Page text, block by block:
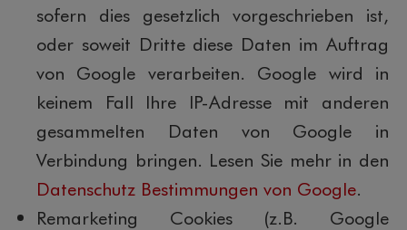
sofern dies gesetzlich vorgeschrieben ist,
oder soweit Dritte diese Daten im Auftrag
von Google verarbeiten. Google wird in
keinem Fall Ihre IP-Adresse mit anderen
gesammelten Daten von Google in
Verbindung bringen. Lesen Sie mehr in den
Datenschutz Bestimmungen von Google.
Remarketing Cookies (z.B. Google